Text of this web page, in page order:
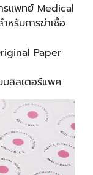
รแพทย์ Medical
รับการฆ่าเชื้อ
Paper
ลิสเตอร์แพค